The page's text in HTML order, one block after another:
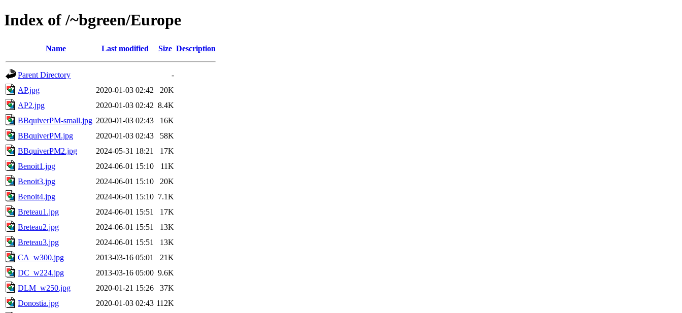
Index of /~bgreen/Europe
Name Last modified Size Description
Parent Directory
-
AP.jpg
2020-01-03 02:42
20K
AP2.jpg
2020-01-03 02:42 8.4K
BBquiverPM-small.jpg 2020-01-03 02:43
16K
BBquiverPM.jpg
2020-01-03 02:43
58K
BBquiverPM2.jpg
2024-05-31 18:21
17K
Benoit1.jpg
2024-06-01 15:10
11K
Benoit3.jpg
2024-06-01 15:10
20K
Benoit4.jpg
2024-06-01 15:10 7.1K
Breteau1.jpg
2024-06-01 15:51
17K
Breteau2.jpg
2024-06-01 15:51
13K
Breteau3.jpg
2024-06-01 15:51
13K
CA_w300.jpg
2013-03-16 05:01
21K
DC_w224.jpg
2013-03-16 05:00 9.6K
DLM_w250.jpg
2020-01-21 15:26
37K
Donostia.jpg
2020-01-03 02:43 112K